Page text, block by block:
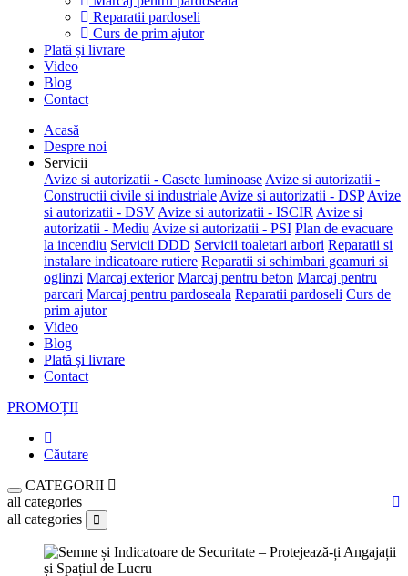
Reparatii pardoseli
Curs de prim ajutor
Plată și livrare
Video
Blog
Contact
Acasă
Despre noi
Servicii
Avize si autorizatii - Casete luminoase Avize si autorizatii -
Constructii civile si industriale Avize si autorizatii - DSP Avize
si autorizatii - DSV Avize si autorizatii - ISCIR Avize si
autorizatii - Mediu Avize si autorizatii - PSI Plan de evacuare
la incendiu Servicii DDD Servicii toaletari arbori Reparatii si
instalare indicatoare rutiere Reparatii si schimbari geamuri si
oglinzi Marcaj exterior Marcaj pentru beton Marcaj pentru
parcari Marcaj pentru pardoseala Reparatii pardoseli Curs de
prim ajutor
Video
Blog
Plată și livrare
Contact
PROMOȚII
Căutare
CATEGORII
all categories
all categories